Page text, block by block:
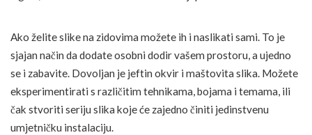
Ako želite slike na zidovima možete ih i naslikati sami. To je
sjajan način da dodate osobni dodir vašem prostoru, a ujedno
se i zabavite. Dovoljan je jeftin okvir i maštovita slika. Možete
eksperimentirati s različitim tehnikama, bojama i temama, ili
čak stvoriti seriju slika koje će zajedno činiti jedinstvenu
umjetničku instalaciju.